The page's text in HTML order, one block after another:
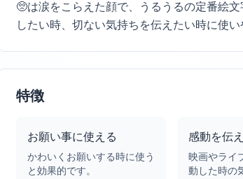
🥺は涙をこらえた顔で、うるうるの定番絵
したい時、切ない気持ちを伝えたい時に使い
特徴
お願い事に使える
かわいくお願いする時に使う
と効果的です。
感動を伝
映画やライ
動した時の